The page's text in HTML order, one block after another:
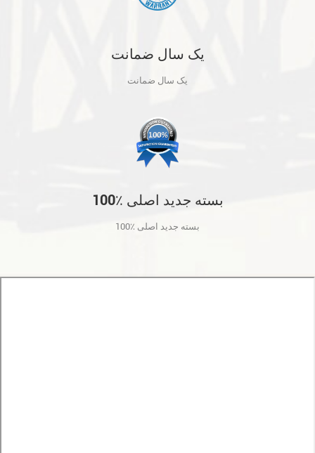
یک سال ضمانت
یک سال ضمانت
100٪ بسته جدید اصلی
100٪ بسته جدید اصلی